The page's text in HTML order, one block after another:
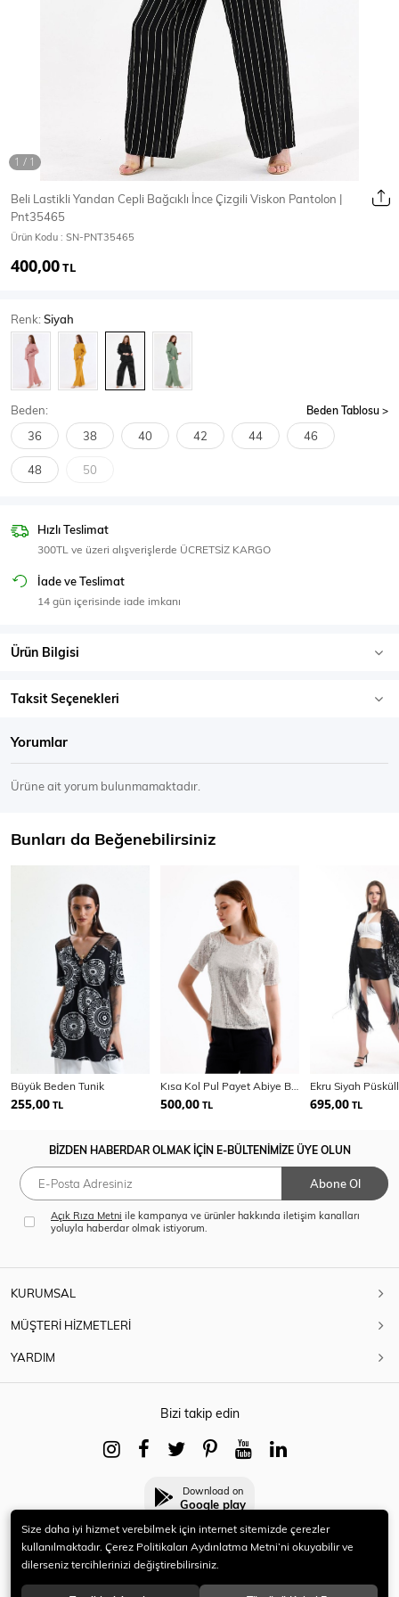
Mont & Kaban Yağmurluk
T-Shirt
BODY
Atlet
SPOR GİYİM
Beli Lastikli Yandan Cepli Bağcıklı İnce Çizgili Viskon Pantolon |
Pnt35465
Ürün Kodu : SN-PNT35465
400,00TL
Renk:Siyah
Beden: Beden Tablosu
36 38 40 42 44 46
48 50
Hızlı Teslimat
300TL ve üzeri alışverişlerde ÜCRETSİZ KARGO
İade ve Teslimat
14 gün içerisinde iade imkanı
Ürün Bilgisi
Taksit Seçenekleri
Yorumlar
Ürüne ait yorum bulunmamaktadır.
Bunları da Beğenebilirsiniz
Büyük Beden Tunik
255,00 TL 500,00 TL 695,00 TL
BİZDEN HABERDAR OLMAK İÇİN E-BÜLTENİMİZE ÜYE OLUN
Abone Ol
Açık Rıza Metni ile kampanya ve ürünler hakkında iletişim kanalları
yoluyla haberdar olmak istiyorum.
KURUMSAL
MÜŞTERİ HİZMETLERİ
YARDIM
Bizi takip edin
Download on
Google play
© 2021 HERYENİ. Tüm hakları saklıdır.
Size daha iyi hizmet verebilmek için internet sitemizde çerezler
kullanılmaktadır. Çerez Politikaları Aydınlatma Metni’ni okuyabilir ve
dilerseniz tercihlerinizi değiştirebilirsiniz.